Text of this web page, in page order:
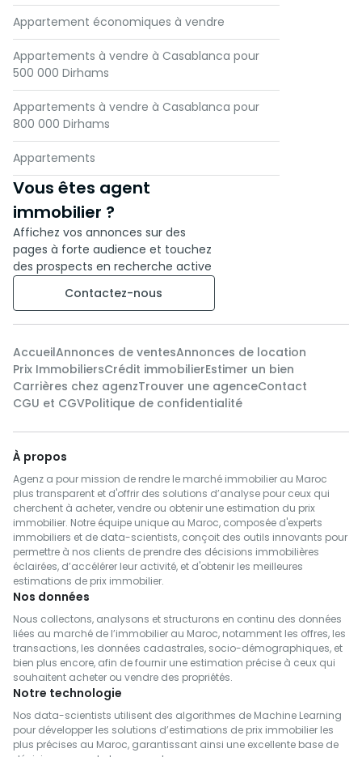
Appartement économiques à vendre
Appartements à vendre à Casablanca pour
500 000 Dirhams
Appartements à vendre à Casablanca pour
800 000 Dirhams
Appartements
Vous êtes agent
immobilier ?
Affichez vos annonces sur des
pages à forte audience et touchez
des prospects en recherche active
Contactez-nous
AccueilAnnonces de ventesAnnonces de location
Prix ImmobiliersCrédit immobilierEstimer un bien
Carrières chez agenzTrouver une agenceContact
CGU et CGVPolitique de confidentialité
À propos
Agenz a pour mission de rendre le marché immobilier au Maroc
plus transparent et d'offrir des solutions d’analyse pour ceux qui
cherchent à acheter, vendre ou obtenir une estimation du prix
immobilier. Notre équipe unique au Maroc, composée d'experts
immobiliers et de data-scientists, conçoit des outils innovants pour
permettre à nos clients de prendre des décisions immobilières
éclairées, d’accélérer leur activité, et d'obtenir les meilleures
estimations de prix immobilier.
Nos données
Nous collectons, analysons et structurons en continu des données
liées au marché de l’immobilier au Maroc, notamment les offres, les
transactions, les données cadastrales, socio-démographiques, et
bien plus encore, afin de fournir une estimation précise à ceux qui
souhaitent acheter ou vendre des propriétés.
Notre technologie
Nos data-scientists utilisent des algorithmes de Machine Learning
pour développer les solutions d’estimations de prix immobilier les
plus précises au Maroc, garantissant ainsi une excellente base de